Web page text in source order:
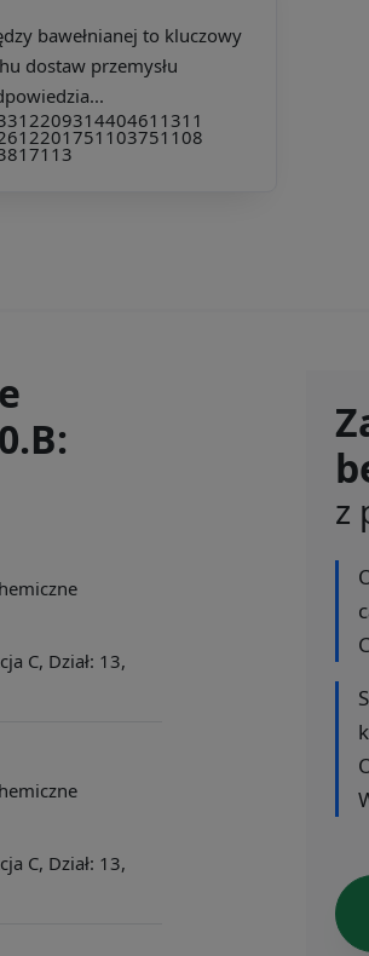
bawełnianej to kluczowy
dostaw przemysłu
312209314404611311
612201751103751108
817113
C, Dział: 13,
C, Dział: 13,
z